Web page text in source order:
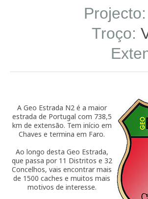
Projecto:
Troço:
A Geo Estrada N2 é a maior
estrada de Portugal com 738,5
km de extensão. Tem início em
Chaves e termina em Faro.
Ao longo desta Geo Estrada,
que passa por 11 Distritos e 32
Concelhos, vais encontrar mais
de 1500 caches e muitos mais
motivos de interesse.